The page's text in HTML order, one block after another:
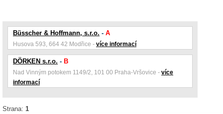
Büsscher & Hoffmann, s.r.o. - A
Husova 593, 664 42 Modřice - více informací
DÖRKEN s.r.o. - B
Nad Vinným potokem 1149/2, 101 00 Praha-Vršovice - více
informací
Strana: 1